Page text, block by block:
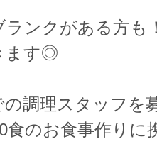
ランクがある方も
ます◎
調理スタッフを
食のお食事作りに